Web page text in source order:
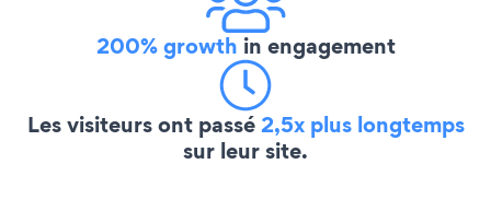
200% growth in engagement
Les visiteurs ont passé2,5x plus longtemps
sur leur site.